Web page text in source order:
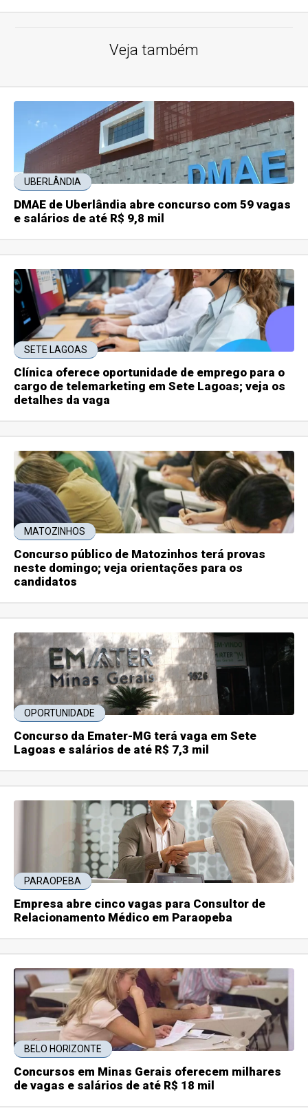
Veja também
UBERLÂNDIA
DMAE de Uberlândia abre concurso com 59 vagas
e salários de até R$ 9,8 mil
SETE LAGOAS
Clínica oferece oportunidade de emprego para o
cargo de telemarketing em Sete Lagoas; veja os
detalhes da vaga
MATOZINHOS
Concurso público de Matozinhos terá provas
neste domingo; veja orientações para os
candidatos
OPORTUNIDADE
Concurso da Emater-MG terá vaga em Sete
Lagoas e salários de até R$ 7,3 mil
PARAOPEBA
Empresa abre cinco vagas para Consultor de
Relacionamento Médico em Paraopeba
BELO HORIZONTE
Concursos em Minas Gerais oferecem milhares
de vagas e salários de até R$ 18 mil